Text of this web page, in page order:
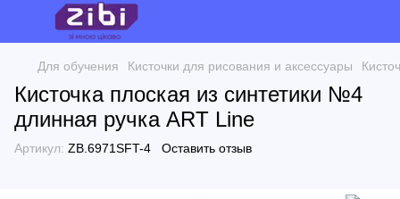
Для обучения Кисточки для рисования и аксессуары
Кисточка плоская из синтетики №4
длинная ручка ART Line
Артикул: ZB.6971SFT-4 Оставить отзыв